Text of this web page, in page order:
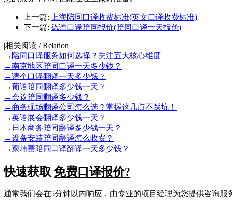
上一篇:
上海陪同口译收费标准(英文口译收费标准)
下一篇: 德语口译陪同报价(陪同口译一天报价)
|相关阅读 / Relation
→ 陪同口译服务如何选择？关注五大核心维度
→南京地区陪同口译一天多少钱？
→请个口译翻译一天多少钱？
→葡语陪同翻译多少钱一天？
→会议陪同翻译多少钱？
→商务现场翻译公司怎么选？掌握这几点不踩坑！
→英语展会翻译多少钱一天？
→ 日本商务陪同翻译多少钱一天？
→设备安装陪同翻译怎么收费？
→ 柬埔寨陪同口译翻译一天多少钱？
快速获取 免费口译报价?
通常我们会在5分钟以内响应，由专业的项目经理为您提供咨询服